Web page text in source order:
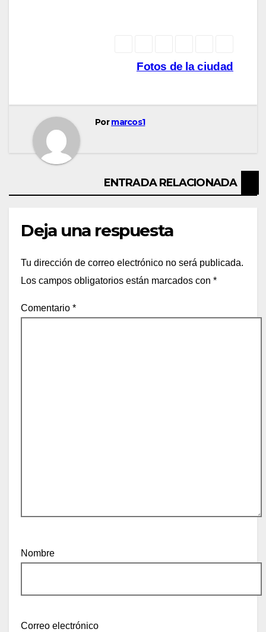
Navegación
entradas
Fotos de la ciudad
Pormarcos1
ENTRADA RELACIONADA
Deja una respuesta
Tu dirección de correo electrónico no será publicada.
Los campos obligatorios están marcados con *
Comentario *
Nombre
Correo electrónico